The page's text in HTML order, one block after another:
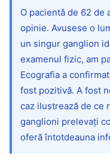
O pacientă de 62 de
opinie. Avusese o
un singur ganglion
examenul fizic, am
Ecografia a
fost pozitivă. A fost
caz ilustrează de ce
ganglioni prelevați
oferă întotdeauna